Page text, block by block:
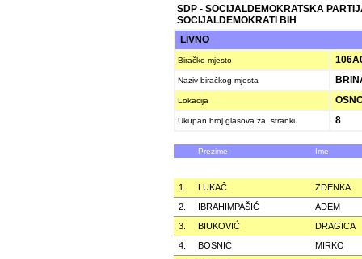
SDP - SOCIJALDEMOKRATSKA
SOCIJALDEMOKRATI BIH
LIVNO
Biračko mjesto
Naziv biračkog mjesta
Lokacija
Ukupan broj glasova za stranku 8
Prezime Ime
1. LUKAČ
ZDENKA
2.
IBRAHIMPAŠIĆ
ADEM
3.
BIUKOVIĆ
DRAGICA
4.
BOSNIĆ
MIRKO